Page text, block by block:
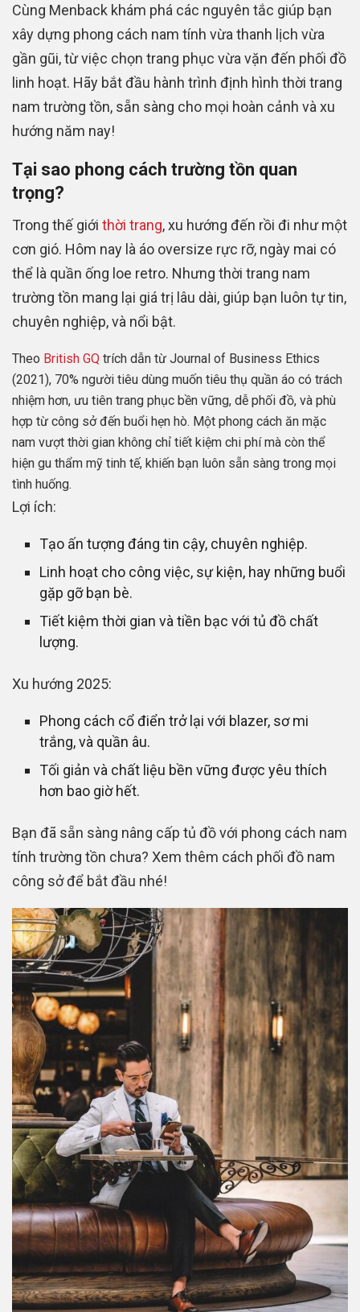
Cùng Menback khám phá các nguyên tắc giúp bạn
xây dựng phong cách nam tính vừa thanh lịch vừa
gần gũi, từ việc chọn trang phục vừa vặn đến phối đồ
linh hoạt. Hãy bắt đầu hành trình định hình thời trang
nam trường tồn, sẵn sàng cho mọi hoàn cảnh và xu
hướng năm nay!
Tại sao phong cách trường tồn quan
trọng?
Trong thế giới thời trang, xu hướng đến rồi đi như một
cơn gió. Hôm nay là áo oversize rực rỡ, ngày mai có
thể là quần ống loe retro. Nhưng thời trang nam
trường tồn mang lại giá trị lâu dài, giúp bạn luôn tự tin,
chuyên nghiệp, và nổi bật.
Theo British GQ trích dẫn từ Journal of Business Ethics
(2021), 70% người tiêu dùng muốn tiêu thụ quần áo có trách
nhiệm hơn, ưu tiên trang phục bền vững, dễ phối đồ, và phù
hợp từ công sở đến buổi hẹn hò. Một phong cách ăn mặc
nam vượt thời gian không chỉ tiết kiệm chi phí mà còn thể
hiện gu thẩm mỹ tinh tế, khiến bạn luôn sẵn sàng trong mọi
tình huống.
Lợi ích:
Tạo ấn tượng đáng tin cậy, chuyên nghiệp.
Linh hoạt cho công việc, sự kiện, hay những buổi
gặp gỡ bạn bè.
Tiết kiệm thời gian và tiền bạc với tủ đồ chất
lượng.
Xu hướng 2025:
Phong cách cổ điển trở lại với blazer, sơ mi
trắng, và quần âu.
Tối giản và chất liệu bền vững được yêu thích
hơn bao giờ hết.
Bạn đã sẵn sàng nâng cấp tủ đồ với phong cách nam
tính trường tồn chưa? Xem thêm cách phối đồ nam
công sở để bắt đầu nhé!